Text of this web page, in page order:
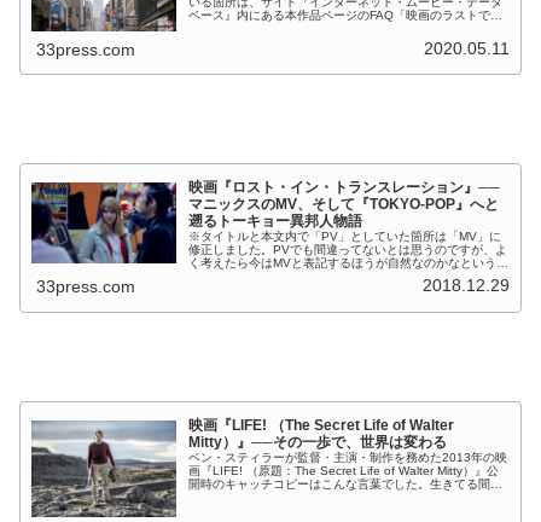
ベース』内にある本作品ページのFAQ「映画のラストでサ
33press.com 2020.05.11
映画『ロスト・イン・トランスレーション』──
マニックスのMV、そして『TOKYO-POP』へと
遡るトーキョー異邦人物語
※タイトルと本文内で「PV」としていた箇所は「MV」に
修正しました。PVでも間違ってないとは思うのですが、よ
く考えたら今はMVと表記するほうが自然なのかなというこ
33press.com 2018.12.29
映画『LIFE! （The Secret Life of Walter
Mitty）』──その一歩で、世界は変わる
ベン・スティラーが監督・主演・制作を務めた2013年の映
画『LIFE! （原題：The Secret Life of Walter Mitty）』公
開時のキャッチコピーはこんな言葉でした。生きてる間